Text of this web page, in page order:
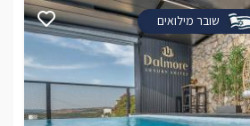
שובר מילואים